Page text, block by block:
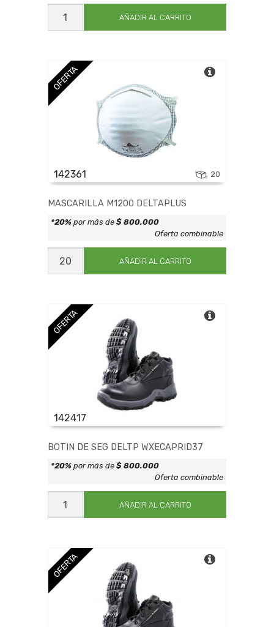
MASCARA
COMPLETA
M9200NO
AÑADIR AL CARRITO
OFERTA
142361 20
MASCARILLA M1200 DELTAPLUS
MASCARILLA
M1200
DELTAPLUS
AÑADIR AL CARRITO
*20%por más de $ 800.000
Oferta combinable
OFERTA
142417
BOTIN DE SEG DELTP WXECAPRID37
BOTIN
SEG
AÑADIR AL CARRITO
*20%por más de $ 800.000
Oferta combinable
OFERTA